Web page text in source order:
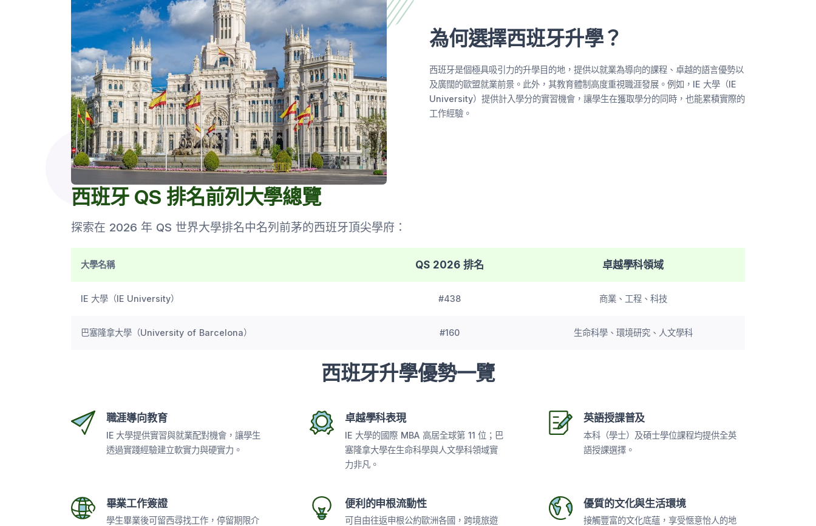
為何選擇西班牙升學？
西班牙是個極具吸引力的升學目的地，提供以就業為導向的課程、卓越的語言優勢以
及廣闊的歐盟就業前景。此外，其教育體制高度重視職涯發展。例如，IE 大學（IE
University）提供計入學分的實習機會，讓學生在獲取學分的同時，也能累積實際的
工作經驗。
西班牙 QS 排名前列大學總覽
探索在 2026 年 QS 世界大學排名中名列前茅的西班牙頂尖學府：
大學名稱 QS 2026 排名 卓越學科領域
IE 大學（IE University） #438 商業、工程、科技
巴塞隆拿大學（University of Barcelona） #160 生命科學、環境研究、人文學科
西班牙升學優勢一覽
職涯導向教育
IE 大學提供實習與就業配對機會，讓學生
透過實踐經驗建立軟實力與硬實力。
卓越學科表現
IE 大學的國際 MBA 高居全球第 11 位；巴
塞隆拿大學在生命科學與人文學科領域實
力非凡。
英語授課普及
本科（學士）及碩士學位課程均提供全英
語授課選擇。
畢業工作簽證
學生畢業後可留西尋找工作，停留期限介
便利的申根流動性
可自由往返申根公約歐洲各國，跨境旅遊
優質的文化與生活環境
接觸豐富的文化底蘊，享受愜意怡人的地